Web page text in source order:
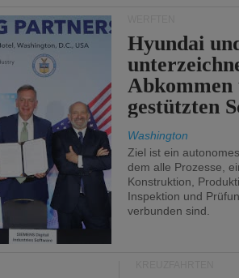
Hyundai
gestützten
Washington
Ziel ist ein
dem alle Prozesse,
Konstruktion,
Inspektion und
verbunden sind.